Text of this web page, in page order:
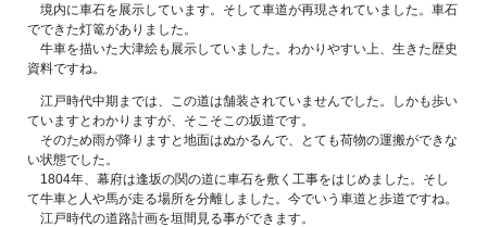
境内に車石を展示しています。そして車道が再現されていました。車石
でできた灯篭がありました。
牛車を描いた大津絵も展示していました。わかりやすい上、生きた歴史
資料ですね。
江戸時代中期までは、この道は舗装されていませんでした。しかも歩い
ていますとわかりますが、そこそこの坂道です。
そのため雨が降りますと地面はぬかるんで、とても荷物の運搬ができな
い状態でした。
1804年、幕府は逢坂の関の道に車石を敷く工事をはじめました。そし
て牛車と人や馬が走る場所を分離しました。今でいう車道と歩道ですね。
江戸時代の道路計画を垣間見る事ができます。